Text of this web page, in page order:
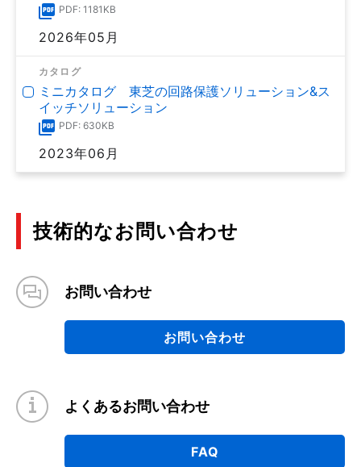
PDF: 1181KB
2026年05月
カタログ
ミニカタログ 東芝の回路保護ソリューション&ス
イッチソリューション
PDF: 630KB
2023年06月
技術的なお問い合わせ
お問い合わせ
お問い合わせ
よくあるお問い合わせ
FAQ